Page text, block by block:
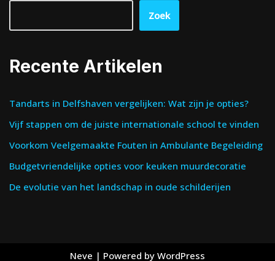
Zoek
Recente Artikelen
Tandarts in Delfshaven vergelijken: Wat zijn je opties?
Vijf stappen om de juiste internationale school te vinden
Voorkom Veelgemaakte Fouten in Ambulante Begeleiding
Budgetvriendelijke opties voor keuken muurdecoratie
De evolutie van het landschap in oude schilderijen
Neve | Powered by WordPress